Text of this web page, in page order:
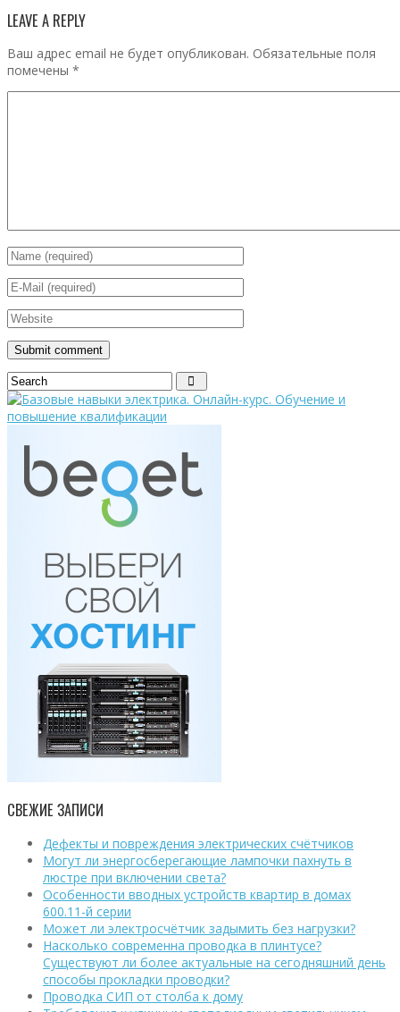
LEAVE A REPLY
Ваш адрес email не будет опубликован. Обязательные поля
помечены *
СВЕЖИЕ ЗАПИСИ
Дефекты и повреждения электрических счётчиков
Могут ли энергосберегающие лампочки пахнуть в
люстре при включении света?
Особенности вводных устройств квартир в домах
600.11-й серии
Может ли электросчётчик задымить без нагрузки?
Насколько современна проводка в плинтусе?
Существуют ли более актуальные на сегодняшний день
способы прокладки проводки?
Проводка СИП от столба к дому